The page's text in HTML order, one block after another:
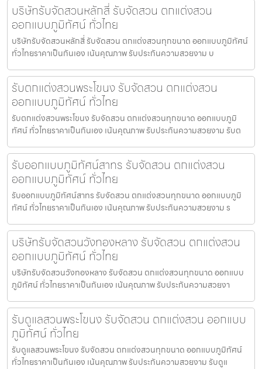
บริษัทรับจัดสวนหลักสี่ รับจัดสวน ตกแต่งสวน
ออกแบบภูมิทัศน์ ทั่วไทย
บริษัทรับจัดสวนหลักสี่ รับจัดสวน ตกแต่งสวนทุกขนาด ออกแบบภูมิทัศน์
ทั่วไทยราคาเป็นกันเอง เน้นคุณภาพ รับประกันความสวยงาม บ
รับตกแต่งสวนพระโขนง รับจัดสวน ตกแต่งสวน
ออกแบบภูมิทัศน์ ทั่วไทย
รับตกแต่งสวนพระโขนง รับจัดสวน ตกแต่งสวนทุกขนาด ออกแบบภูมิ
ทัศน์ ทั่วไทยราคาเป็นกันเอง เน้นคุณภาพ รับประกันความสวยงาม รับต
รับออกแบบภูมิทัศน์สาทร รับจัดสวน ตกแต่งสวน
ออกแบบภูมิทัศน์ ทั่วไทย
รับออกแบบภูมิทัศน์สาทร รับจัดสวน ตกแต่งสวนทุกขนาด ออกแบบภูมิ
ทัศน์ ทั่วไทยราคาเป็นกันเอง เน้นคุณภาพ รับประกันความสวยงาม ร
บริษัทรับจัดสวนวังทองหลาง รับจัดสวน ตกแต่งสวน
ออกแบบภูมิทัศน์ ทั่วไทย
บริษัทรับจัดสวนวังทองหลาง รับจัดสวน ตกแต่งสวนทุกขนาด ออกแบบ
ภูมิทัศน์ ทั่วไทยราคาเป็นกันเอง เน้นคุณภาพ รับประกันความสวยงา
รับดูแลสวนพระโขนง รับจัดสวน ตกแต่งสวน ออกแบบ
ภูมิทัศน์ ทั่วไทย
รับดูแลสวนพระโขนง รับจัดสวน ตกแต่งสวนทุกขนาด ออกแบบภูมิทัศน์
ทั่วไทยราคาเป็นกันเอง เน้นคุณภาพ รับประกันความสวยงาม รับดูแ